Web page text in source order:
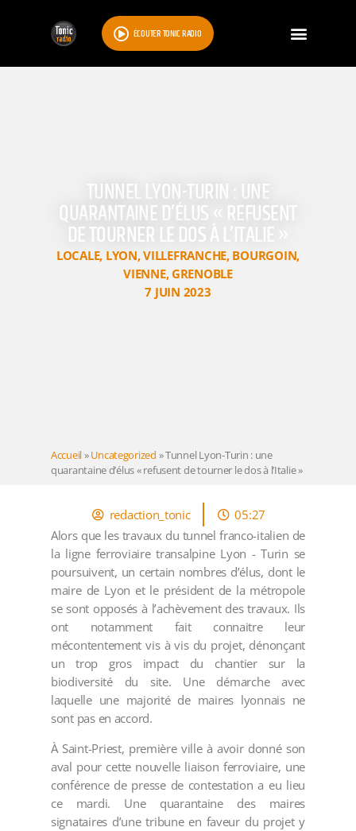
ÉCOUTER TONIC RADIO
TUNNEL LYON-TURIN : UNE
QUARANTAINE D’ÉLUS « REFUSENT
DE TOURNER LE DOS À L’ITALIE »
LOCALE, LYON,VILLEFRANCHE, BOURGOIN,
VIENNE,GRENOBLE
7 JUIN 2023
Accueil»Uncategorized »Tunnel Lyon-Turin : une
quarantaine d’élus « refusent de tourner le dos à l’Italie »
redaction_tonic
05:27
Alors que les travaux du tunnel franco-italien de
la ligne ferroviaire transalpine Lyon - Turin se
poursuivent, un certain nombres d’élus, dont le
maire de Lyon et le président de la métropole
se sont opposés à l’achèvement des travaux. Ils
ont notamment fait connaitre leur
mécontentement vis à vis du projet, dénonçant
un trop gros impact du chantier sur la
biodiversité du site. Une démarche avec
laquelle une majorité de maires lyonnais ne
sont pas en accord.
À Saint-Priest, première ville à avoir donné son
aval pour cette nouvelle liaison ferroviaire, une
conférence de presse de contestation a eu lieu
ce mardi. Une quarantaine des maires
signataires d’une tribune en faveur du projet y